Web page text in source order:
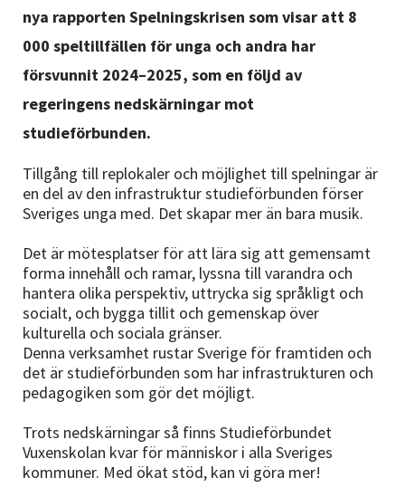
nya rapporten Spelningskrisen som visar att 8
000 speltillfällen för unga och andra har
försvunnit 2024–2025, som en följd av
regeringens nedskärningar mot
studieförbunden.
Tillgång till replokaler och möjlighet till spelningar är
en del av den infrastruktur studieförbunden förser
Sveriges unga med. Det skapar mer än bara musik.
Det är mötesplatser för att lära sig att gemensamt
forma innehåll och ramar, lyssna till varandra och
hantera olika perspektiv, uttrycka sig språkligt och
socialt, och bygga tillit och gemenskap över
kulturella och sociala gränser.
Denna verksamhet rustar Sverige för framtiden och
det är studieförbunden som har infrastrukturen och
pedagogiken som gör det möjligt.
Trots nedskärningar så finns Studieförbundet
Vuxenskolan kvar för människor i alla Sveriges
kommuner. Med ökat stöd, kan vi göra mer!